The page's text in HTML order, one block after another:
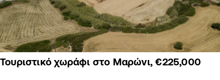
Τουριστικό χωράφι στο Μαρώνι, €225,000